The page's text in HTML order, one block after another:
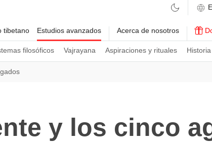
tibetano Estudios avanzados
filosóficos Vajrayana Aspiraciones y rituales
Acerca de nosotros
y los cinco